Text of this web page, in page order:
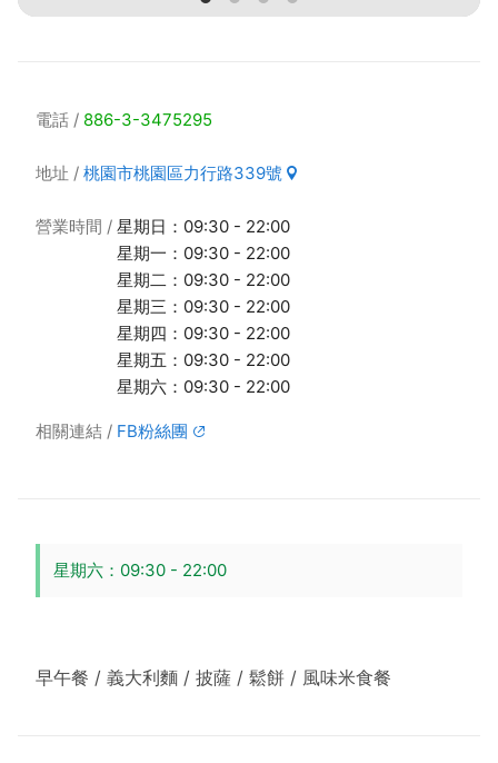
電話 886-3-3475295
地址 桃園市桃園區力行路339號
營業時間
星期日：09:30 - 22:00
星期一：09:30 - 22:00
星期二：09:30 - 22:00
星期三：09:30 - 22:00
星期四：09:30 - 22:00
星期五：09:30 - 22:00
星期六：09:30 - 22:00
相關連結 FB粉絲團
星期六：09:30 - 22:00
早午餐 / 義大利麵 / 披薩 / 鬆餅 / 風味米食餐